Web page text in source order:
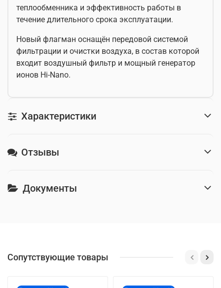
теплообменника и эффективность работы в
течение длительного срока эксплуатации.
Новый флагман оснащён передовой системой
фильтрации и очистки воздуха, в состав которой
входит воздушный фильтр и мощный генератор
ионов Hi-Nano.
Характеристики
Отзывы
Документы
Сопутствующие товары